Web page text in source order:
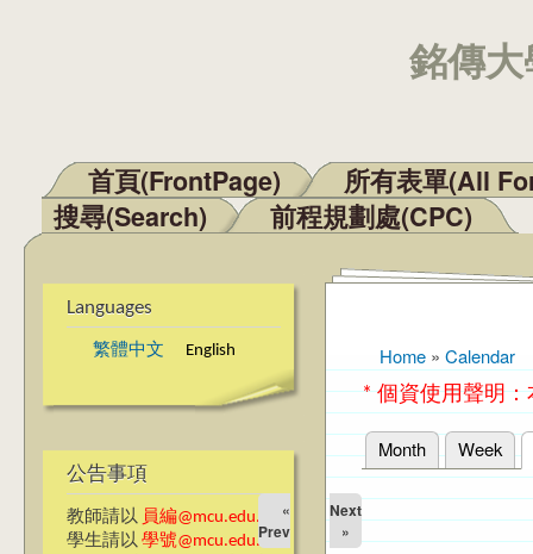
銘傳
Main menu
首頁(FrontPage)
所有表單(All
搜尋(Search)
前程規劃處(CPC)
Languages
繁體中文 English
公告事項
教師請以 員編@mcu.edu.tw
學生請以 學號@mcu.edu.tw
You are here
Home » Calendar
* 個資使用聲明
Primary tabs
Month Week
«
Prev
Next
»